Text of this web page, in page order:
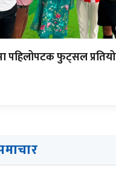
पहिलोपटक फुट्सल